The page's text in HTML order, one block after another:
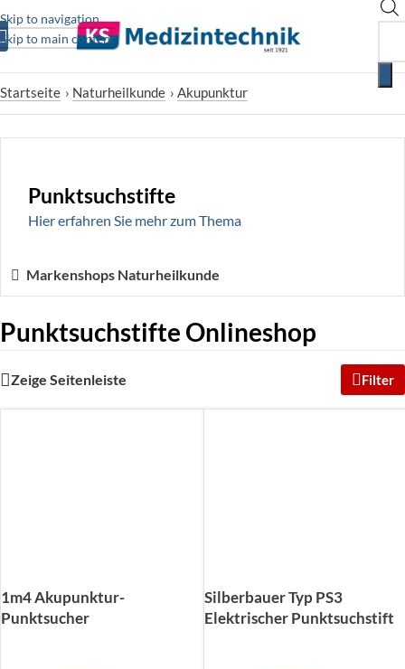
Skip to navigation
Skip to main content
Startseite › Naturheilkunde › Akupunktur
Punktsuchstifte
Hier erfahren Sie mehr zum Thema
Markenshops Naturheilkunde
Punktsuchstifte Onlineshop
Zeige Seitenleiste Filter
1m4 Akupunktur-
Punktsucher
Silberbauer Typ PS3
Elektrischer Punktsuchstift